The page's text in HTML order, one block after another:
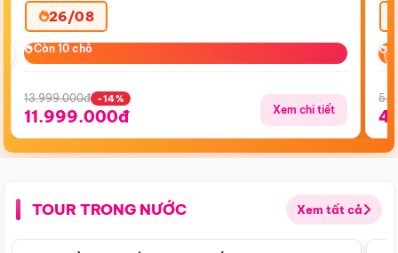
26/08
Còn 10 chỗ
Còn 10 chỗ
13.999.000đ -14%
11.999.000đ Xem chi tiết
TOUR TRONG NƯỚC Xem tất cả
Điểm nổi bật